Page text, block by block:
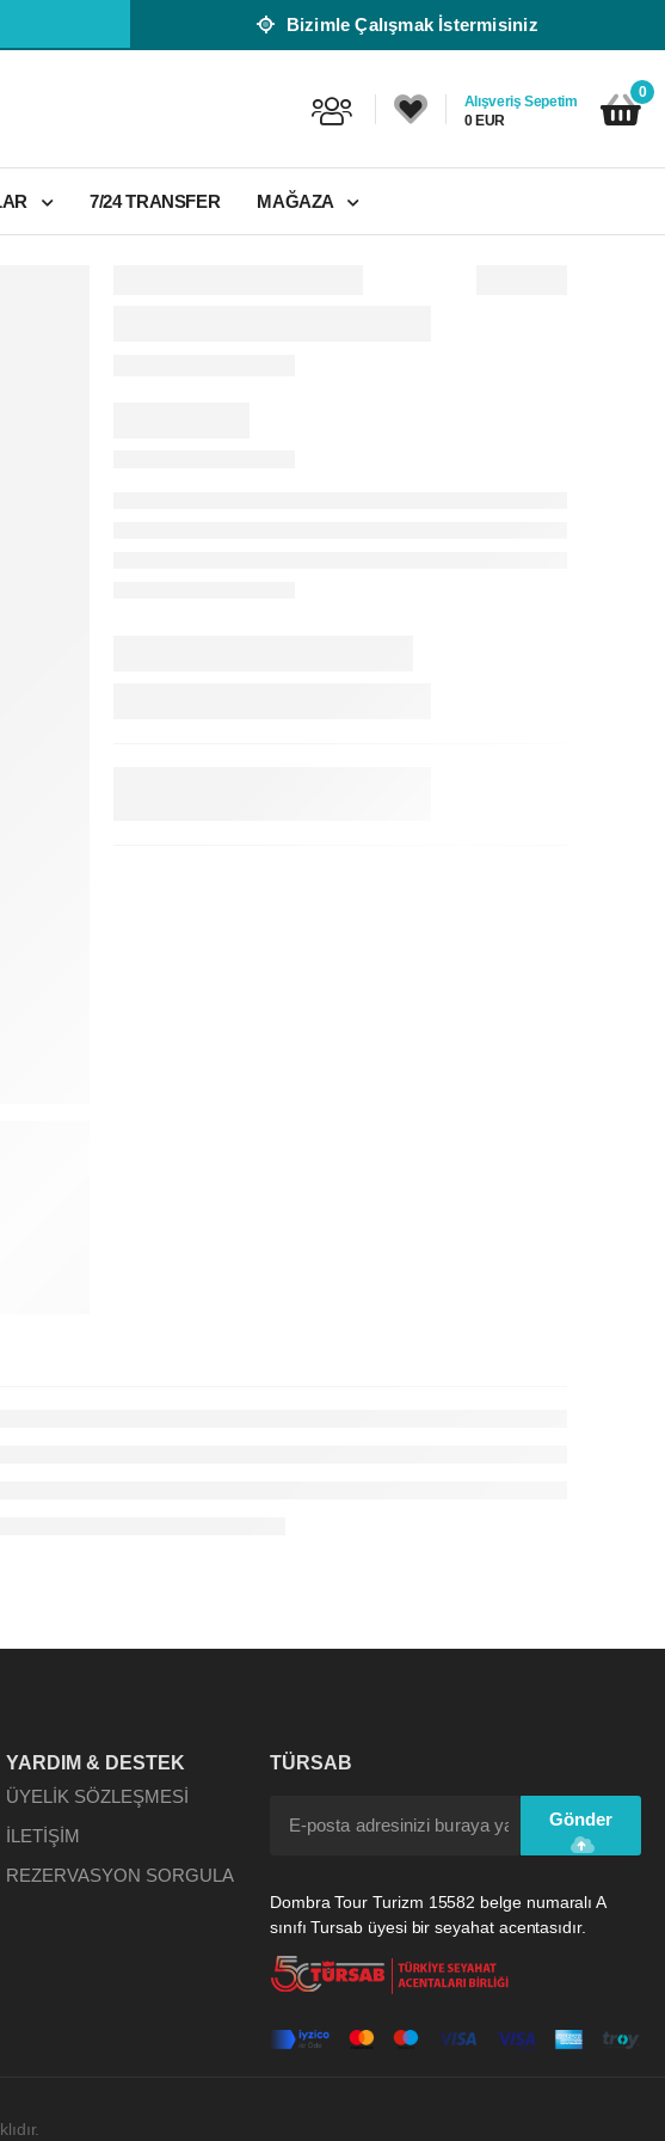
Bizimle Çalışmak İstermisiniz
Alışveriş Sepetim
0 EUR
0
7/24 TRANSFER MAĞAZA
YARDIM & DESTEK
ÜYELİK SÖZLEŞMESİ
İLETİŞİM
REZERVASYON SORGULA
TÜRSAB
Gönder
Dombra Tour Turizm 15582 belge numaralı A
sınıfı Tursab üyesi bir seyahat acentasıdır.